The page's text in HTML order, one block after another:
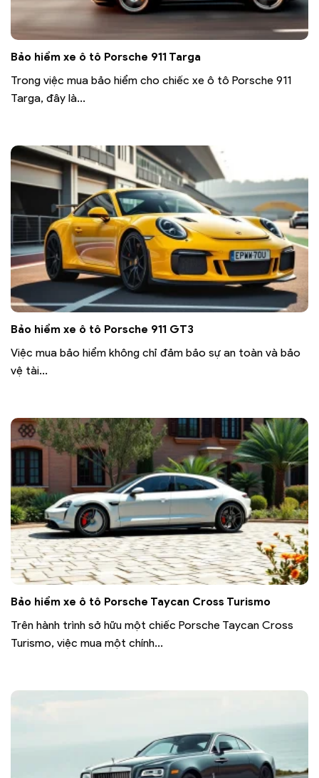
Bảo hiểm xe ô tô Porsche 911 Targa
Trong việc mua bảo hiểm cho chiếc xe ô tô Porsche 911
Targa, đây là...
Bảo hiểm xe ô tô Porsche 911 GT3
Việc mua bảo hiểm không chỉ đảm bảo sự an toàn và bảo
vệ tài...
Bảo hiểm xe ô tô Porsche Taycan Cross Turismo
Trên hành trình sở hữu một chiếc Porsche Taycan Cross
Turismo, việc mua một chính...